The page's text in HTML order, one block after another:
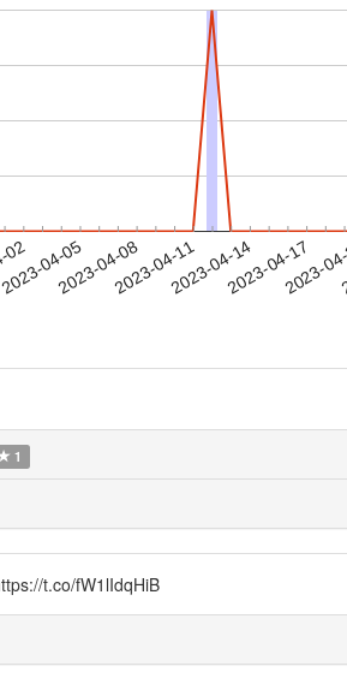
04-05
2023-04-082023-04-112023-04-142023-04-17
2023-
1
t.co/fW1lIdqHiB